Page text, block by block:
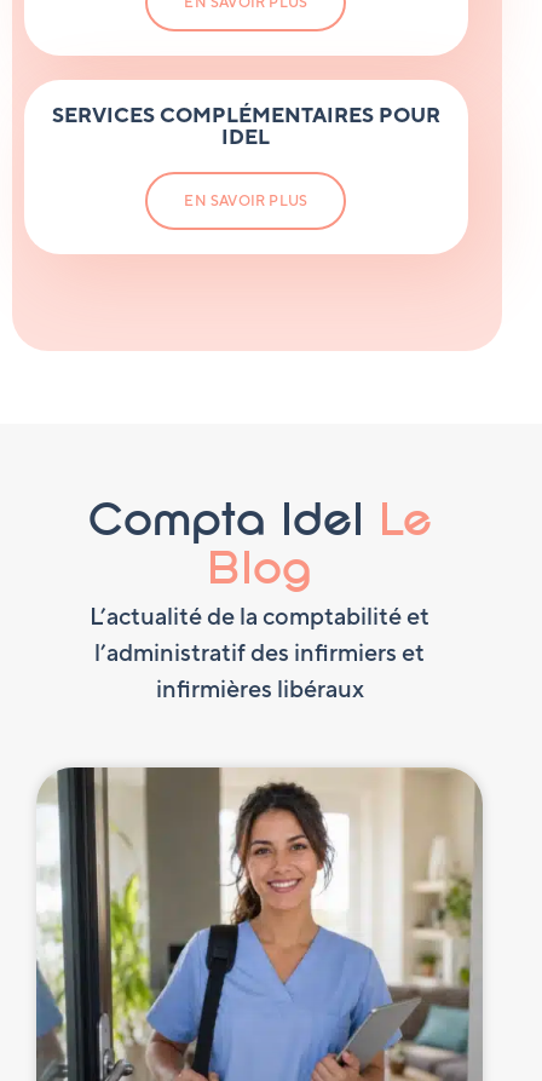
SERVICES COMPLÉMENTAIRES POUR
IDEL
EN SAVOIR PLUS
Compta Idel Le
Blog
L’actualité de la comptabilité et
l’administratif des infirmiers et
infirmières libéraux